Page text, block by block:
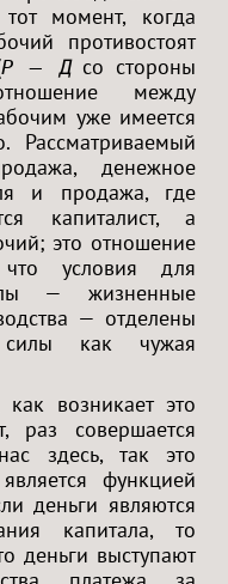
момент, когда
противостоят
Р — Дсо стороны
между
уже имеется
Рассматриваемый
денежное
и продажа, где
капиталист, а
это отношение
условия для
— жизненные
— отделены
как чужая
как возникает это
раз совершается
здесь, так это
является функцией
деньги являются
капитала, то
деньги выступают